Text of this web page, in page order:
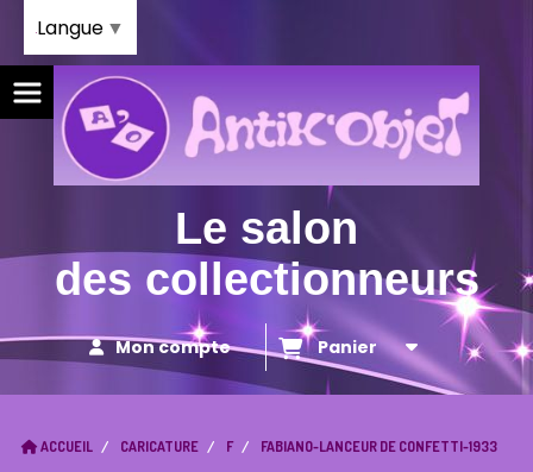
Le salon
des collectionneurs
Mon compte Panier
ACCUEIL CARICATURE F FABIANO-LANCEUR DE CONFETTI-1933
Langue ▼